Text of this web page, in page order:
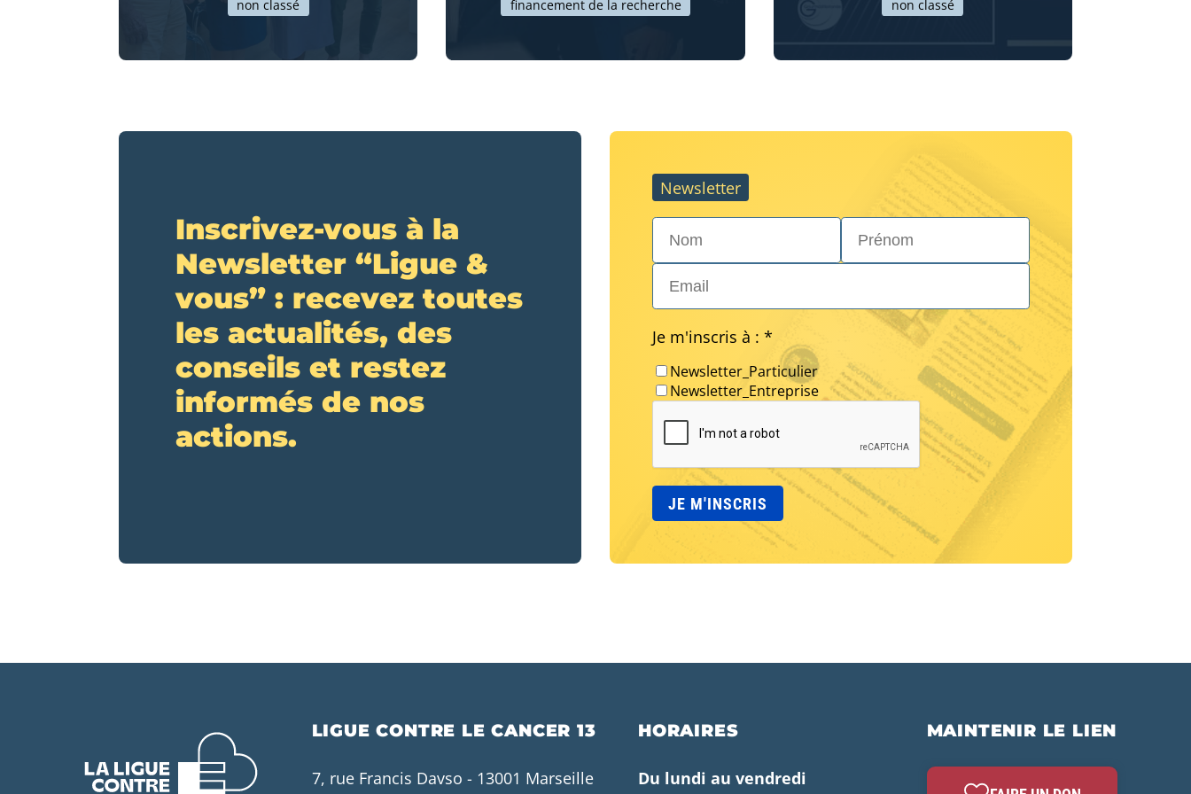
non classé
financement de la recherche
non classé
Inscrivez-vous à la
Newsletter “Ligue &
vous” : recevez toutes
les actualités, des
conseils et restez
informés de nos
actions.
Newsletter
Nom* Prénom*
Email*
Je m'inscris à : *
Newsletter_Particulier
Newsletter_Entreprise
LIGUE CONTRE LE CANCER 13
7, rue Francis Davso - 13001 Marseille
HORAIRES
Du lundi au vendredi
MAINTENIR LE LIEN